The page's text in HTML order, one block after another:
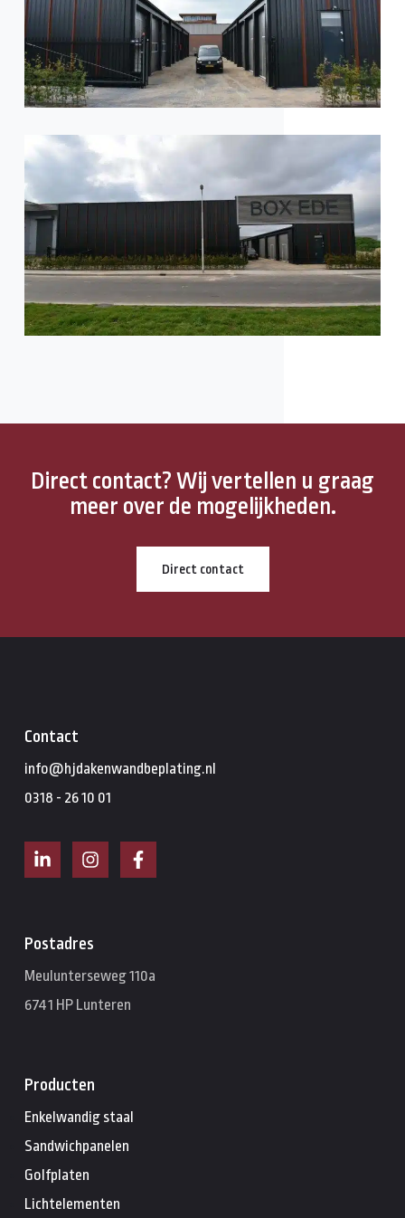
Direct contact? Wij vertellen u graag
meer over de mogelijkheden.
Direct contact
Contact
info@hjdakenwandbeplating.nl
0318 - 26 10 01
Postadres
Meulunterseweg 110a
6741 HP Lunteren
Producten
Enkelwandig staal
Sandwichpanelen
Golfplaten
Lichtelementen